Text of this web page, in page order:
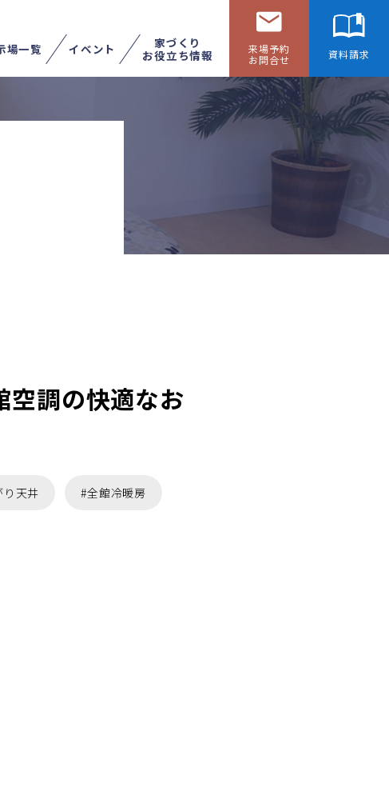
場一覧 イベント
家づくり
お役立ち情報
来場予約
お問合せ
資料請求
展示場へ行く
調の快適なお
り天井 #全館冷暖房